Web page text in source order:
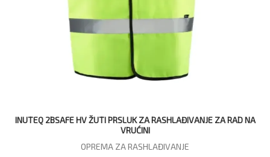
INUTEQ 2BSAFE HV ŽUTI PRSLUK ZA RASHLAĐIVANJE ZA RAD NA
VRUĆINI
OPREMA ZA RASHLAĐIVANJE